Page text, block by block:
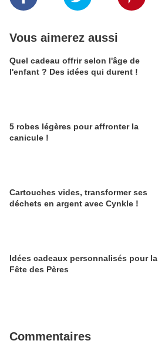
Vous aimerez aussi
Quel cadeau offrir selon l'âge de
l'enfant ? Des idées qui durent !
5 robes légères pour affronter la
canicule !
Cartouches vides, transformer ses
déchets en argent avec Cynkle !
Idées cadeaux personnalisés pour la
Fête des Pères
Commentaires